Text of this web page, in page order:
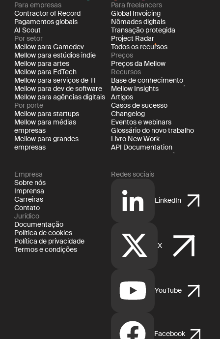
Para empresas
Contractor of Record
Pagamentos globais
AI Scout
Por setor
Mellow para Gamedev
Mellow para estúdios indie
Mellow para artes
Mellow para EdTech
Mellow para serviços de TI
Mellow para dev de software
Mellow para agências digitais
Por porte
Mellow para startups
Mellow para médias
empresas
Mellow para grandes
empresas
Para freelancers
Global Invoicing
Nômades digitais
Transação protegida
Project Radar
Todos os recursos
Preços
Preços da Mellow
Recursos
Base de conhecimento
Mellow Insights
Artigos
Casos de sucesso
Changelog
Eventos e webinars
Glossário do novo trabalho
Livro New Work
API Documentation
Empresa
Sobre nós
Imprensa
Carreiras
Contato
Jurídico
Documentação
Política de cookies
Política de privacidade
Termos e condições
Redes sociais
LinkedIn
X
YouTube
Facebook